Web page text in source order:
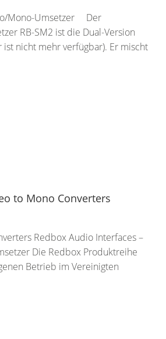
Mono-Umsetzer Der
RB-SM2 ist die Dual-Version
ist nicht mehr verfügbar). Er mischt
to Mono Converters
Redbox Audio Interfaces –
Die Redbox Produktreihe
Betrieb im Vereinigten